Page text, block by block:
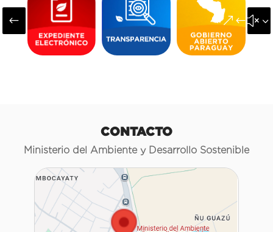
#
CONTACTO
Ministerio del Ambiente y Desarrollo Sostenible